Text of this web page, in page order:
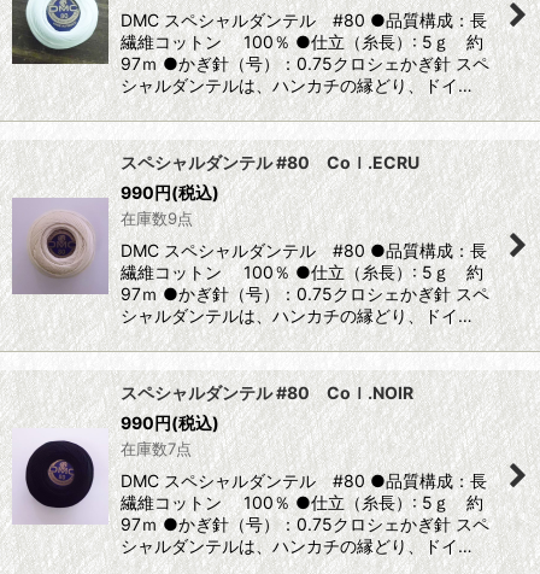
絞り込む
DMC スペシャルダンテル #80 ●品質構成：長
繊維コットン 100％ ●仕立（糸長）: 5ｇ 約
97ｍ ●かぎ針（号）：0.75クロシェかぎ針 スペ
シャルダンテルは、ハンカチの縁どり、ドイ…
スペシャルダンテル #80 Coｌ.ECRU
990円(税込)
在庫数9点
DMC スペシャルダンテル #80 ●品質構成：長
繊維コットン 100％ ●仕立（糸長）: 5ｇ 約
97ｍ ●かぎ針（号）：0.75クロシェかぎ針 スペ
シャルダンテルは、ハンカチの縁どり、ドイ…
スペシャルダンテル #80 Coｌ.NOIR
990円(税込)
在庫数7点
DMC スペシャルダンテル #80 ●品質構成：長
繊維コットン 100％ ●仕立（糸長）: 5ｇ 約
97ｍ ●かぎ針（号）：0.75クロシェかぎ針 スペ
シャルダンテルは、ハンカチの縁どり、ドイ…